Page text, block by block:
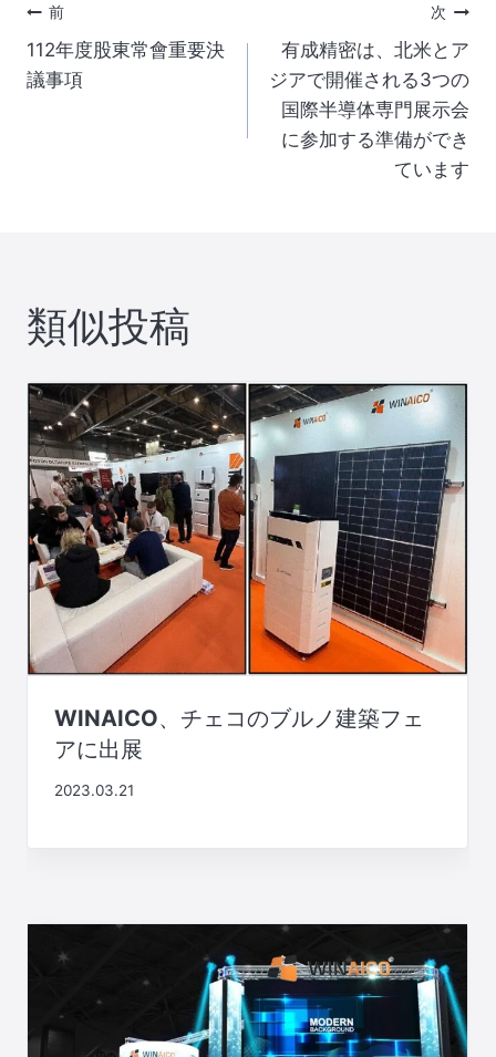
投
稿
ー
シ
ョ
ン
前
112年度股東常會重要決
議事項
次
有成精密は、北米とア
ジアで開催される3つの
国際半導体専門展示会
に参加する準備ができ
ています
類似投稿
WINAICO、チェコのブルノ建築フェ
アに出展
2023.03.21